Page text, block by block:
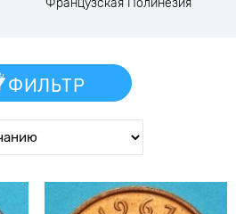
Французская Полинезия
ФИЛЬТР